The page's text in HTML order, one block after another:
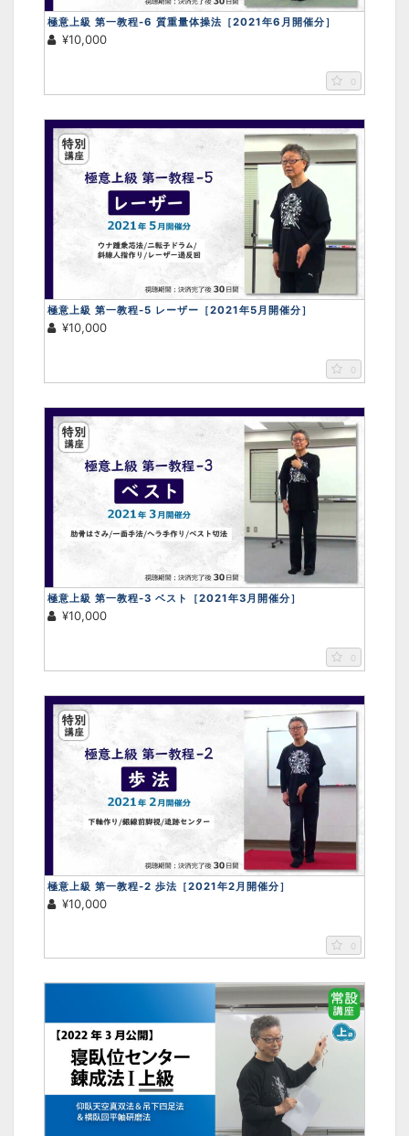
極意上級 第一教程-6 質重量体操法［2021年6月開催分］
¥10,000
0
極意上級 第一教程-5 レーザー［2021年5月開催分］
¥10,000
0
極意上級 第一教程-3 ベスト［2021年3月開催分］
¥10,000
0
極意上級 第一教程-2 歩法［2021年2月開催分］
¥10,000
0